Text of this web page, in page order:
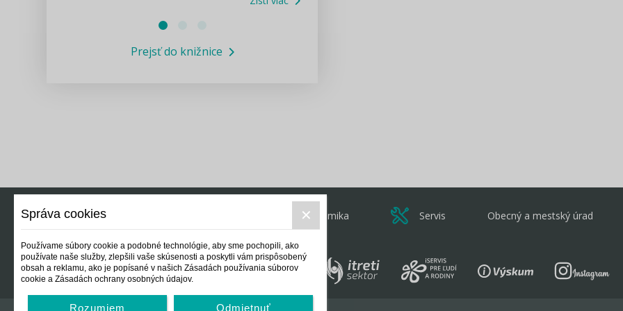
Informácie COVID19
Prejsť do knižnice
Ekonomika Servis Obecný a mestský úrad
Správa cookies
Používame súbory cookie a podobné technológie, aby sme pochopili, ako
používate naše služby, zlepšili vaše skúsenosti a poskytli vám prispôsobený
obsah a reklamu, ako je popísané v našich Zásadách používania súborov
cookie a Zásadách ochrany osobných údajov.
Rozumiem Odmietnuť